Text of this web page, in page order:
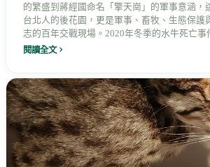
的繁盛到蔣經國命名「擎天崗」的軍事意涵，
台北人的後花園，更是軍事、畜牧、生態保護
志的百年交戰現場。2020年冬季的水牛死亡事
管理中「人牛分離」政策的深層代價，以及人
閱讀全文